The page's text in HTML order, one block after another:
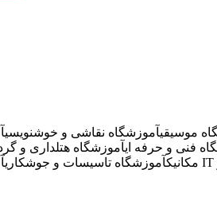
موسیقیآموزشگاه نقاشی و خوشنویسی
فنی و حرفه ایآموزشگاه هتلداری و
مکانیکآموزشگاه تاسیسات و جوشکاری